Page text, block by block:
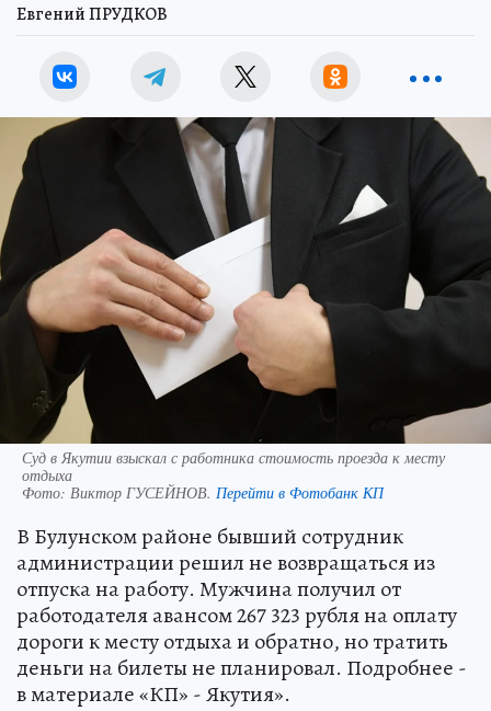
Евгений ПРУДКОВ
Суд в Якутии взыскал с работника стоимость проезда к месту
отдыха
Фото: Виктор ГУСЕЙНОВ. Перейти в Фотобанк КП
В Булунском районе бывший сотрудник
администрации решил не возвращаться из
отпуска на работу. Мужчина получил от
работодателя авансом 267 323 рубля на оплату
дороги к месту отдыха и обратно, но тратить
деньги на билеты не планировал. Подробнее -
в материале «КП» - Якутия».